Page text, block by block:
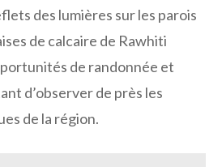
des lumières sur les parois
de calcaire de Rawhiti
de randonnée et
d’observer de près les
de la région.